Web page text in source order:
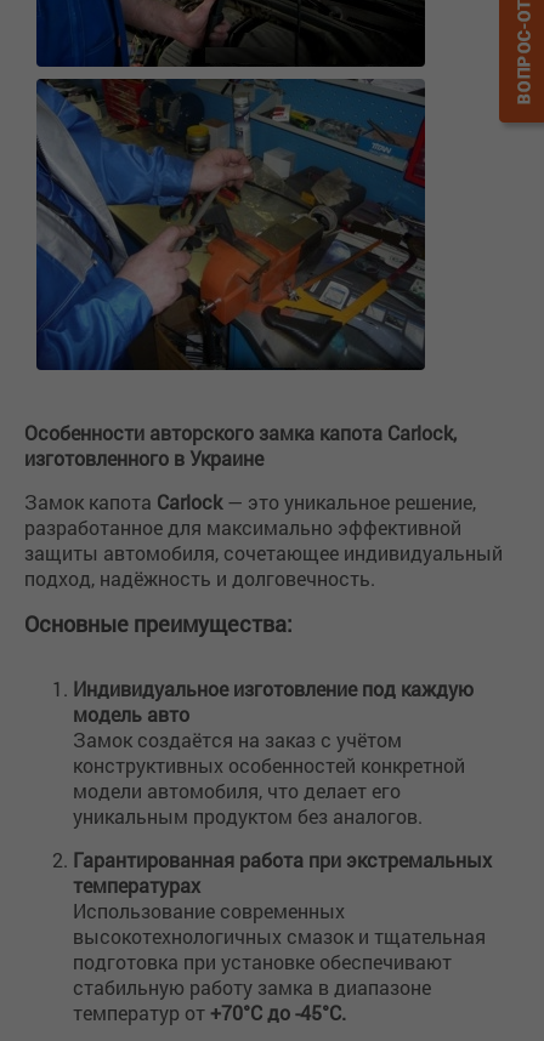
Особенности авторского замка капота Carlock,
изготовленного в Украине
Замок капота Carlock— это уникальное решение,
разработанное для максимально эффективной
защиты автомобиля, сочетающее индивидуальный
подход, надёжность и долговечность.
Основные преимущества:
Индивидуальное изготовление под каждую
модель авто
Замок создаётся на заказ с учётом
конструктивных особенностей конкретной
модели автомобиля, что делает его
уникальным продуктом без аналогов.
Гарантированная работа при экстремальных
температурах
Использование современных
высокотехнологичных смазок и тщательная
подготовка при установке обеспечивают
стабильную работу замка в диапазоне
температур от+70°C до -45°C.